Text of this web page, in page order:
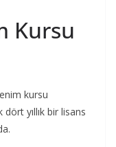
Kursu
kursu
yıllık bir lisans